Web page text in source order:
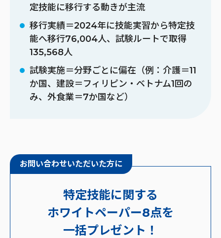
定技能に移行する動きが主流
移行実績＝2024年に技能実習から特定技
能へ移行76,004人、試験ルートで取得
135,568人
試験実施＝分野ごとに偏在（例：介護＝11
か国、建設＝フィリピン・ベトナム1回の
み、外食業＝7か国など）
お問い合わせいただいた方に
特定技能に関する
ホワイトペーパー8点を
一括プレゼント！